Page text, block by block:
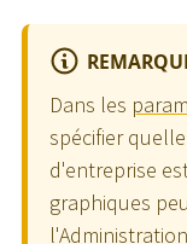
Dans les
spécifier
d'entreprise
graphiques
l'Administration